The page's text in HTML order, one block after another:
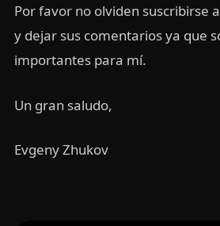
Por favor no olviden suscribirse
y dejar sus comentarios ya que
importantes para mí.
Un gran saludo,
Evgeny Zhukov